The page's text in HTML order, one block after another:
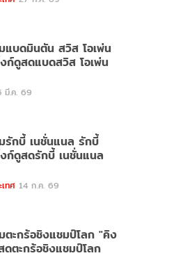
แบดมินตัน สวิส โอเพ่น
ก์ดูสดแบดสวิส โอเพ่น
มี.ค. 69
รักบี้ เนชั่นแนล รักบี้
ก์ดูสดรักบี้ เนชั่นแนล
ทศ 14 ก.ค. 69
ตะกร้อชิงแชมป์โลก "คิง
ตะกร้อชิงแชมป์โลก